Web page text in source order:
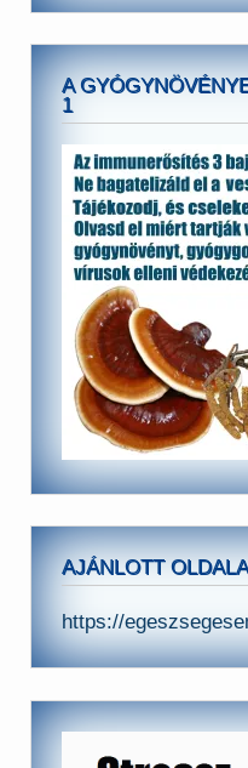
A
1
AJÁNLOTT
https://